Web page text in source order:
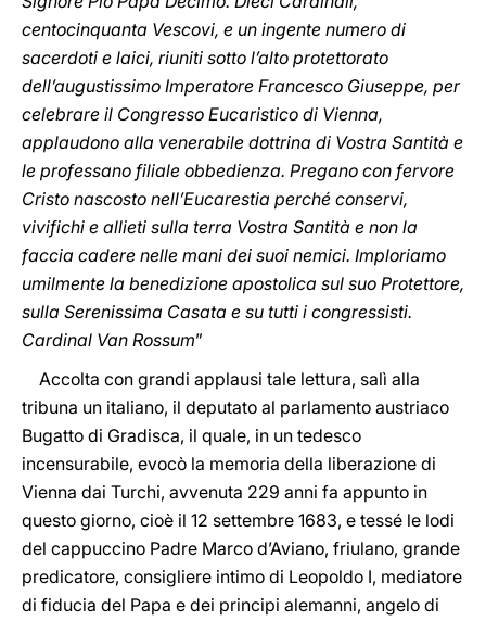
centocinquanta Vescovi, e un ingente numero di
sacerdoti e laici, riuniti sotto l’alto protettorato
dell’augustissimo Imperatore Francesco Giuseppe, per
celebrare il Congresso Eucaristico di Vienna,
applaudono alla venerabile dottrina di Vostra Santità e
le professano filiale obbedienza. Pregano con fervore
Cristo nascosto nell’Eucarestia perché conservi,
vivifichi e allieti sulla terra Vostra Santità e non la
faccia cadere nelle mani dei suoi nemici. Imploriamo
umilmente la benedizione apostolica sul suo Protettore,
sulla Serenissima Casata e su tutti i congressisti.
Cardinal Van Rossum”
Accolta con grandi applausi tale lettura, salì alla
tribuna un italiano, il deputato al parlamento austriaco
Bugatto di Gradisca, il quale, in un tedesco
incensurabile, evocò la memoria della liberazione di
Vienna dai Turchi, avvenuta 229 anni fa appunto in
questo giorno, cioè il 12 settembre 1683, e tessé le lodi
del cappuccino Padre Marco d’Aviano, friulano, grande
predicatore, consigliere intimo di Leopoldo I, mediatore
di fiducia del Papa e dei principi alemanni, angelo di